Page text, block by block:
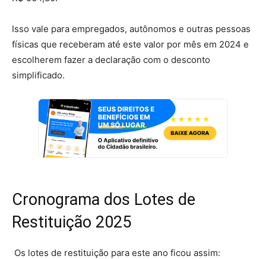
Isso vale para empregados, autônomos e outras pessoas
físicas que receberam até este valor por mês em 2024 e
escolherem fazer a declaração com o desconto
simplificado.
Cronograma dos Lotes de
Restituição 2025
Os lotes de restituição para este ano ficou assim: